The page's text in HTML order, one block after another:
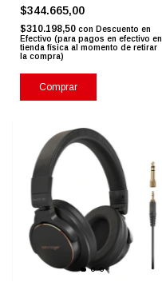
$344.665,00
$310.198,50 con Descuento en
Efectivo (para pagos en efectivo en
tienda física al momento de retirar
la compra)
Comprar